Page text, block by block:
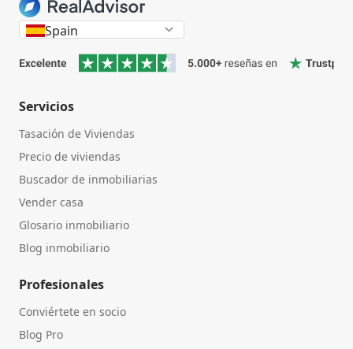
Spain
Servicios
Tasación de Viviendas
Precio de viviendas
Buscador de inmobiliarias
Vender casa
Glosario inmobiliario
Blog inmobiliario
Profesionales
Conviértete en socio
Blog Pro